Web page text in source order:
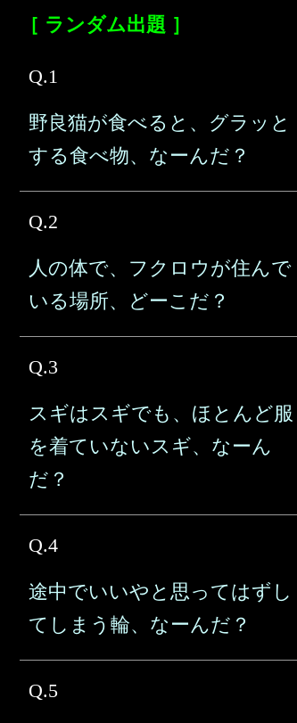
［ ランダム出題 ］
Q.1
野良猫が食べると、グラッと
する食べ物、なーんだ？
Q.2
人の体で、フクロウが住んで
いる場所、どーこだ？
Q.3
スギはスギでも、ほとんど服
を着ていないスギ、なーん
だ？
Q.4
途中でいいやと思ってはずし
てしまう輪、なーんだ？
Q.5